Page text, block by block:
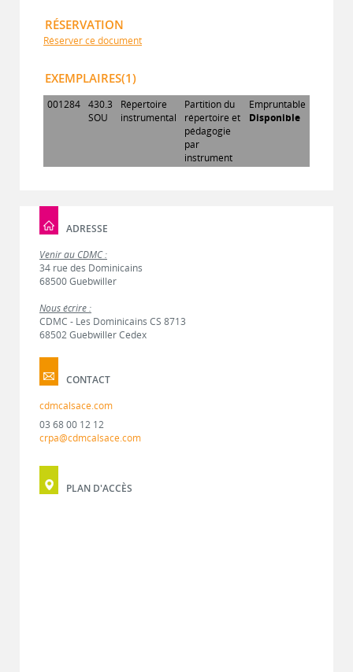
RÉSERVATION
Réserver ce document
EXEMPLAIRES(1)
001284 430.3
SOU
Répertoire
instrumental
Partition du
répertoire et
pédagogie
par
instrument
Empruntable
Disponible
ADRESSE
Venir au CDMC :
34 rue des Dominicains
68500 Guebwiller
Nous écrire :
CDMC - Les Dominicains CS 8713
68502 Guebwiller Cedex
CONTACT
cdmcalsace.com
03 68 00 12 12
crpa@cdmcalsace.com
PLAN D'ACCÈS